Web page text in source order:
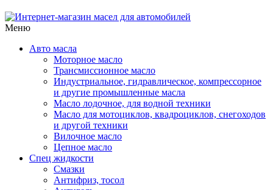
Меню
Авто масла
Моторное масло
Трансмиссионное масло
Индустриальное, гидравлическое, компрессорное
и другие промышленные масла
Масло лодочное, для водной техники
Масло для мотоциклов, квадроциклов, снегоходов
и другой техники
Вилочное масло
Цепное масло
Спец жидкости
Смазки
Антифриз, тосол